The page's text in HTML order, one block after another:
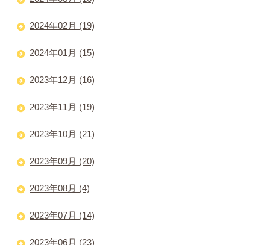
2024年02月 (19)
2024年01月 (15)
2023年12月 (16)
2023年11月 (19)
2023年10月 (21)
2023年09月 (20)
2023年08月 (4)
2023年07月 (14)
2023年06月 (23)